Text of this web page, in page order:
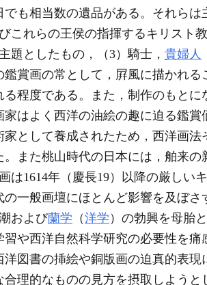
でも相当数の遺品がある。それらは
これらの王侯の指揮するキリスト
題としたもの，（3）騎士， 貴婦人
賞画の常として，屛風に描かれ
程度である。また，制作のもと
はよく西洋の油絵の趣に迫る鑑
として養成されたため，西洋画
また桃山時代の日本には，舶来
1614年（慶長19）以降の厳しい
一般画壇にほとんど影響を及ぼさ
および蘭学 （洋学 ）の勃興を母胎
や西洋自然科学研究の必要性を
図書の挿絵や銅版画の迫真的表
理的なものの見方を摂取しよう